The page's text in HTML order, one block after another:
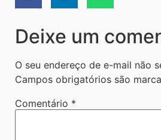
Deixe um
O seu endereço de e-mail não
Campos obrigatórios são
Comentário *